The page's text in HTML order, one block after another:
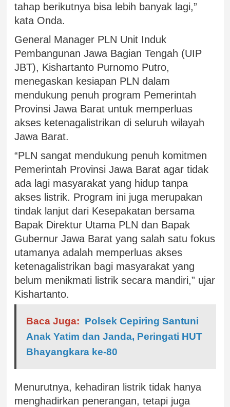
tahap berikutnya bisa lebih banyak lagi,”
kata Onda.
General Manager PLN Unit Induk
Pembangunan Jawa Bagian Tengah (UIP
JBT), Kishartanto Purnomo Putro,
menegaskan kesiapan PLN dalam
mendukung penuh program Pemerintah
Provinsi Jawa Barat untuk memperluas
akses ketenagalistrikan di seluruh wilayah
Jawa Barat.
“PLN sangat mendukung penuh komitmen
Pemerintah Provinsi Jawa Barat agar tidak
ada lagi masyarakat yang hidup tanpa
akses listrik. Program ini juga merupakan
tindak lanjut dari Kesepakatan bersama
Bapak Direktur Utama PLN dan Bapak
Gubernur Jawa Barat yang salah satu fokus
utamanya adalah memperluas akses
ketenagalistrikan bagi masyarakat yang
belum menikmati listrik secara mandiri,” ujar
Kishartanto.
Baca Juga: Polsek Cepiring Santuni
Anak Yatim dan Janda, Peringati HUT
Bhayangkara ke-80
Menurutnya, kehadiran listrik tidak hanya
menghadirkan penerangan, tetapi juga